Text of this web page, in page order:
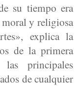
su tiempo era
y religiosa
explica la
de la primera
principales
de cualquier